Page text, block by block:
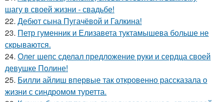
шагу в своей жизни - свадьбе!
22. Дебют сына Пугачёвой и Галкина!
23. Петр гуменник и Елизавета туктамышева больше не
скрываются.
24. Олег шепс сделал предложение руки и сердца своей
девушке Полине!
25. Билли айлиш впервые так откровенно рассказала о
жизни с синдромом туретта.